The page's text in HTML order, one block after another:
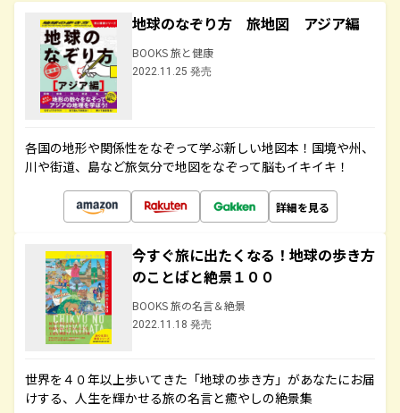
地球のなぞり方 旅地図 アジア編
BOOKS 旅と健康
2022.11.25 発売
各国の地形や関係性をなぞって学ぶ新しい地図本！国境や州、
川や街道、島など旅気分で地図をなぞって脳もイキイキ！
詳細を見る
今すぐ旅に出たくなる！地球の歩き方
のことばと絶景１００
BOOKS 旅の名言＆絶景
2022.11.18 発売
世界を４０年以上歩いてきた「地球の歩き方」があなたにお届
けする、人生を輝かせる旅の名言と癒やしの絶景集